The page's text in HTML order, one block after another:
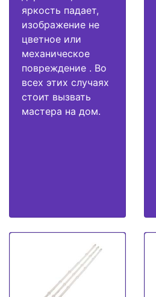
яркость падает,
изображение не
цветное или
механическое
повреждение . Во
всех этих случаях
стоит вызвать
мастера на дом.